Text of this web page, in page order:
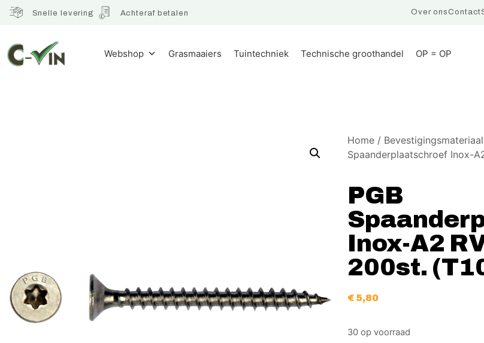
Snelle levering Achteraf betalen Over onsContact
Webshop Grasmaaiers Tuintechniek Technische groothandel OP = OP
Home / Bevestigingsmateriaal
Spaanderplaatschroef Inox-
PGB
Inox-A2
200st.
€5,80
30 op voorraad